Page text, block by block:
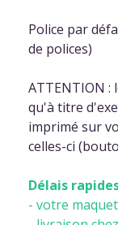
Police par
de polices)
ATTENTION :
qu'à titre
imprimé sur
celles-ci
Délais
- votre